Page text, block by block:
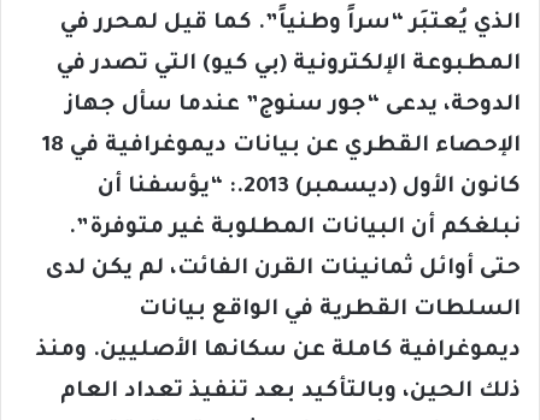
الذي يُعتبَر “سراً وطنياً”. كما قيل لمحرر في
المطبوعة الإلكترونية (بي كيو) التي تصدر في
الدوحة، يدعى “جور سنوج” عندما سأل جهاز
الإحصاء القطري عن بيانات ديموغرافية في 18
كانون الأول (ديسمبر) 2013.: “يؤسفنا أن
نبلغكم أن البيانات المطلوبة غير متوفرة”.
حتى أوائل ثمانينات القرن الفائت، لم يكن لدى
السلطات القطرية في الواقع بيانات
ديموغرافية كاملة عن سكانها الأصليين. ومنذ
ذلك الحين، وبالتأكيد بعد تنفيذ تعداد العام